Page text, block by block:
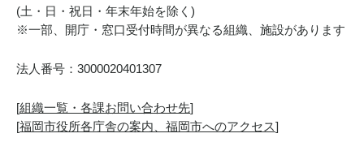
(土・日・祝日・年末年始を除く)
※一部、開庁・窓口受付時間が異なる組織、施設があります
法人番号：3000020401307
[組織一覧・各課お問い合わせ先]
[福岡市役所各庁舎の案内、福岡市へのアクセス]